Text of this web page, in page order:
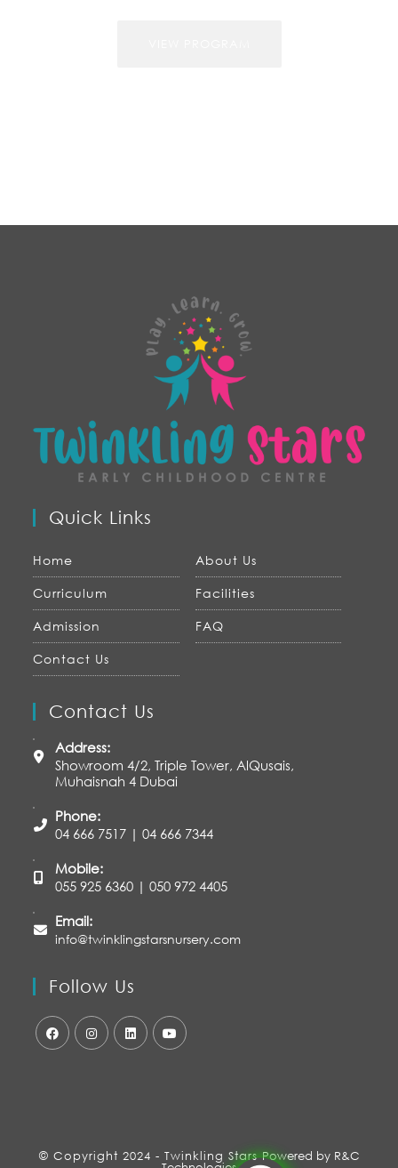
Quick Links
Home
About Us
Curriculum
Facilities
Admission
FAQ
Contact Us
Contact Us
Address:
Showroom 4/2, Triple Tower, AlQusais,
Muhaisnah 4 Dubai
Phone:
04 666 7517 | 04 666 7344
Mobile:
055 925 6360 | 050 972 4405
Email:
info@twinklingstarsnursery.com
Follow Us
© Copyright 2024 - Twinkling StarsPowered by R&C